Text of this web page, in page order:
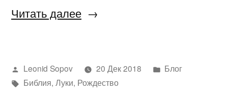
Читать далее«Захария
Написано
автором
Leonid Sopov 20 Дек 2018
Написано
Блог
Метки:
Библия, Луки, Рождество